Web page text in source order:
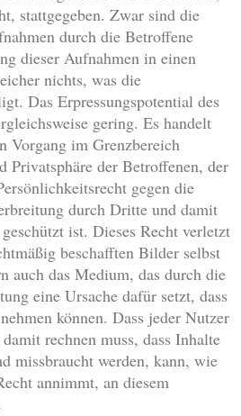
stattgegeben. Zwar sind die
durch die Betroffene
dieser Aufnahmen in einen
nichts, was die
Das Erpressungspotential des
gering. Es handelt
Vorgang im Grenzbereich
Privatsphäre der Betroffenen, der
gegen die
durch Dritte und damit
ist. Dieses Recht verletzt
beschafften Bilder selbst
auch das Medium, das durch die
eine Ursache dafür setzt, dass
können. Dass jeder Nutzer
rechnen muss, dass Inhalte
missbraucht werden, kann, wie
annimmt, an diesem